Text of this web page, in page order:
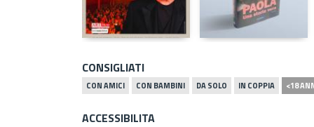
CONSIGLIATI
CON AMICI CON BAMBINI DA SOLO IN COPPIA <18
ACCESSIBILITA